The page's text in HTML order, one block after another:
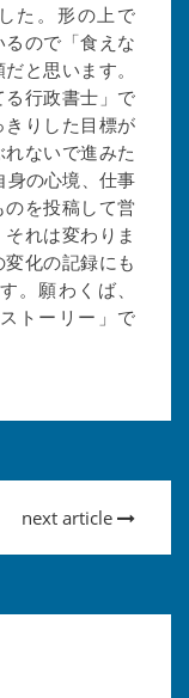
た。形の上で
ので「食えな
と思います。
行政書士」で
りした目標が
ないで進みた
身の心境、仕事
を投稿して営
れは変わりま
化の記録にも
。願わくば、
トーリー」で
next article